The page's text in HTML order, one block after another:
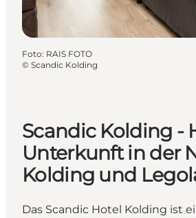
Foto: RAIS FOTO
© Scandic Kolding
Scandic Kolding -
Unterkunft in der
Kolding und
Das Scandic Hotel Kolding ist